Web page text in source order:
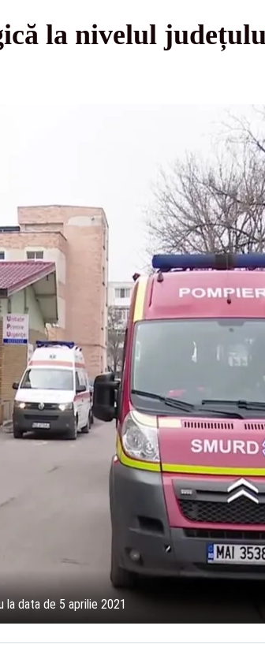
la nivelul
la data de 5 aprilie 2021